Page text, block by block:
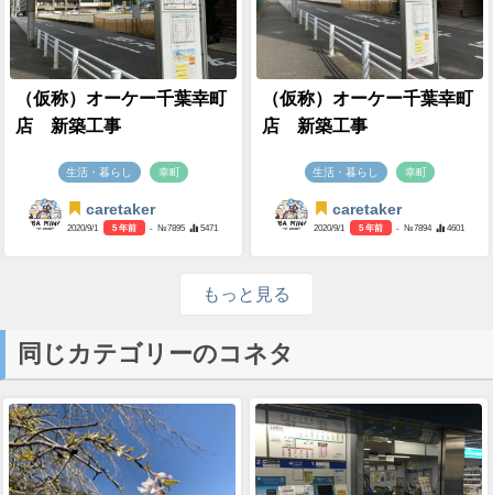
（仮称）オーケー千葉幸町
店 新築工事
生活・暮らし 幸町
caretaker
2020/9/1 5 年前 - №7895 5471
（仮称）オーケー千葉幸町
店 新築工事
生活・暮らし 幸町
caretaker
2020/9/1 5 年前 - №7894 4601
もっと見る
同じカテゴリーのコネタ